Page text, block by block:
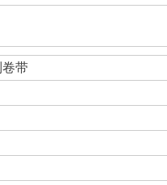
带